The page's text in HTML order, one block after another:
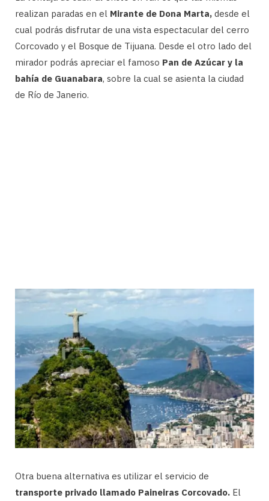
realizan paradas en el Mirante de Dona Marta, desde el
cual podrás disfrutar de una vista espectacular del cerro
Corcovado y el Bosque de Tijuana. Desde el otro lado del
mirador podrás apreciar el famoso Pan de Azúcar y la
bahía de Guanabara, sobre la cual se asienta la ciudad
de Río de Janerio.
Otra buena alternativa es utilizar el servicio de
transporte privado llamado Paineiras Corcovado. El